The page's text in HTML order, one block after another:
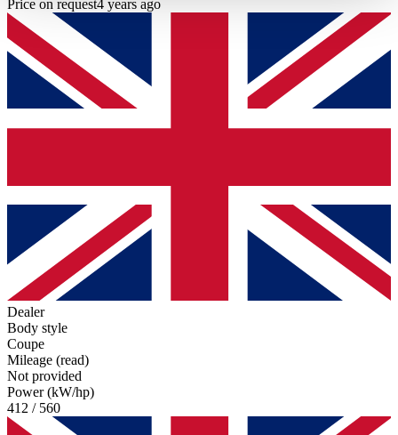
haben oder die sie im Rahmen Ihrer Nutzung der Dienste
gesammelt haben.
Price on request4 years ago
Dealer
Body style
Coupe
Mileage (read)
Not provided
Power (kW/hp)
412 / 560